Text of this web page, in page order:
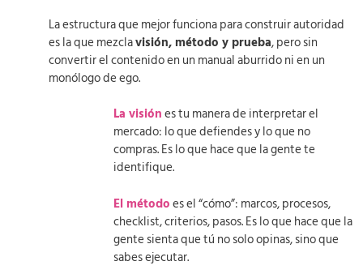
La estructura que mejor funciona para construir autoridad
es la que mezclavisión, método y prueba, pero sin
convertir el contenido en un manual aburrido ni en un
monólogo de ego.
La visiónes tu manera de interpretar el
mercado: lo que defiendes y lo que no
compras. Es lo que hace que la gente te
identifique.
El métodoes el “cómo”: marcos, procesos,
checklist, criterios, pasos. Es lo que hace que la
gente sienta que tú no solo opinas, sino que
sabes ejecutar.